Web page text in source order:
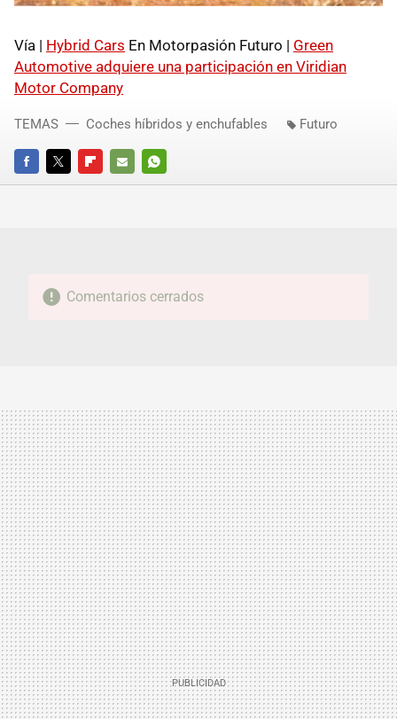
Vía | Hybrid Cars En Motorpasión Futuro | Green
Automotive adquiere una participación en Viridian
Motor Company
FACEBOOKTWITTERFLIPBOARD
E-
WHATSAPP
TEMAS Coches híbridos y enchufables Futuro
Comentarios cerrados